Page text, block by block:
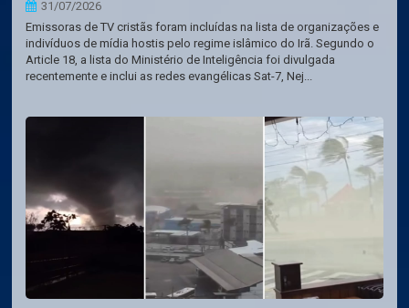
31/07/2026
Emissoras de TV cristãs foram incluídas na lista de organizações e
indivíduos de mídia hostis pelo regime islâmico do Irã. Segundo o
Article 18, a lista do Ministério de Inteligência foi divulgada
recentemente e inclui as redes evangélicas Sat-7, Nej...